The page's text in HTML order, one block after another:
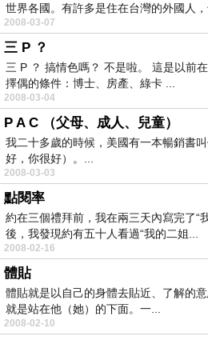
世界各國。有許多是住在台灣的外國人，
2008-03-07
三 P ？
三 P ？ 搞情色嗎？ 不是啦。 這是以前
擇偶的條件：博士、房產、綠卡 ...
2008-03-04
P A C （父母、成人、兒童）
我二十多歲的時候，美國有一本暢銷書叫
好，你很好）。...
2008-03-03
點閱率
約在三個禮拜前，我在兩三天內寫完了“
後，我發現約有五十人看過“我的二姐...
2008-02-16
體貼
體貼就是以自己的身體去貼近、了解的
就是站在他（她）的下面。一...
2008-02-10